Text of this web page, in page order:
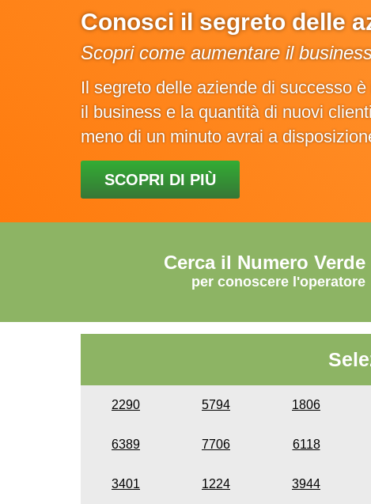
Conosci il segreto delle
Scopri come aumentare il
Il segreto delle aziende di successo
il business e la quantità di nuovi
meno di un minuto avrai a
SCOPRI DI PIÙ
Cerca il Numero Verde
per conoscere l'operatore
2290 5794 1806
6389 7706 6118
3401 1224 3944